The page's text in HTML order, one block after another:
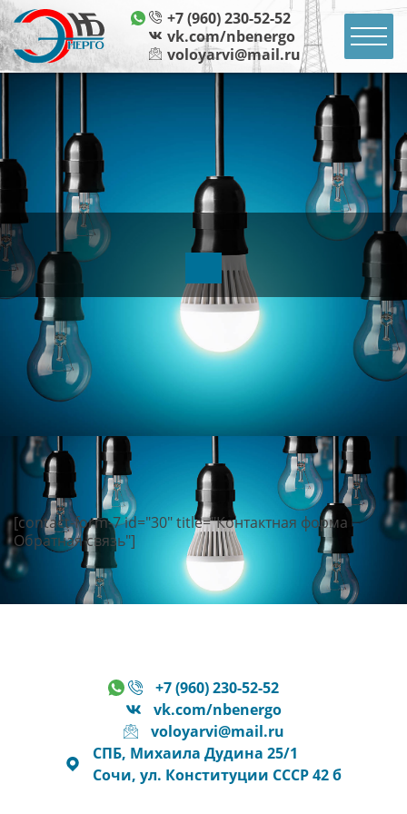
+7 (960) 230-52-52
vk.com/nbenergo
voloyarvi@mail.ru
[contact-form-7 id="30" title="Контактная форма
Обратная связь"]
+7 (960) 230-52-52
vk.com/nbenergo
voloyarvi@mail.ru
СПБ, Михаила Дудина 25/1
Сочи, ул. Конституции СССР 42 б